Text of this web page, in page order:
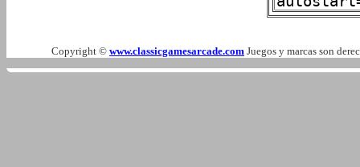
Copyright © www.classicgamesarcade.com Juegos y marcas son